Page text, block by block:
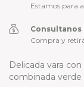
Estamos para
Compra y
Delicada vara
combinada